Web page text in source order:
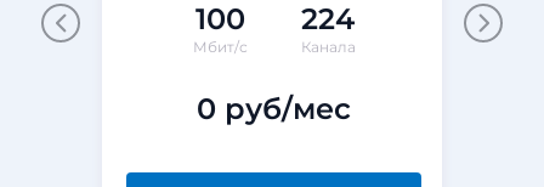
100
Мбит/с
224
Канала
0 руб/мес